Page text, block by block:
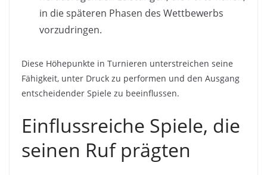
in die späteren Phasen des Wettbewerbs
vorzudringen.
Diese Höhepunkte in Turnieren unterstreichen seine
Fähigkeit, unter Druck zu performen und den Ausgang
entscheidender Spiele zu beeinflussen.
Einflussreiche Spiele, die
seinen Ruf prägten